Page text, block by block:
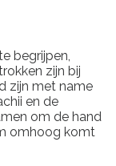
begrijpen,
zijn bij
zijn met name
en de
om de hand
omhoog komt